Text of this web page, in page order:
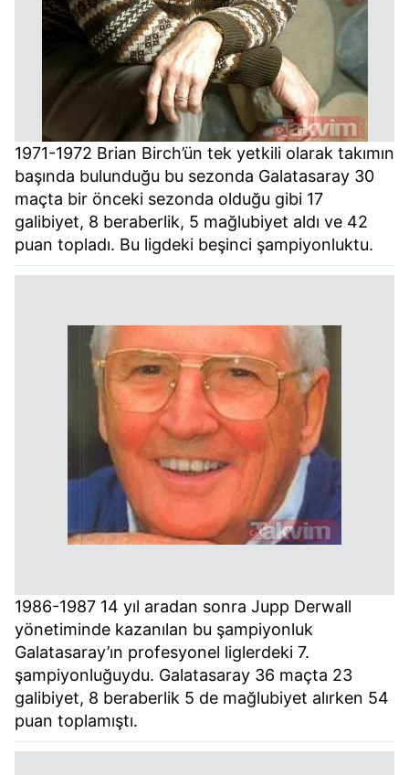
1971-1972 Brian Birch’ün tek yetkili olarak takımın
başında bulunduğu bu sezonda Galatasaray 30
maçta bir önceki sezonda olduğu gibi 17
galibiyet, 8 beraberlik, 5 mağlubiyet aldı ve 42
puan topladı. Bu ligdeki beşinci şampiyonluktu.
1986-1987 14 yıl aradan sonra Jupp Derwall
yönetiminde kazanılan bu şampiyonluk
Galatasaray’ın profesyonel liglerdeki 7.
şampiyonluğuydu. Galatasaray 36 maçta 23
galibiyet, 8 beraberlik 5 de mağlubiyet alırken 54
puan toplamıştı.